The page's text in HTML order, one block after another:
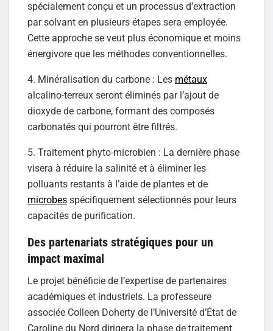
spécialement conçu et un processus d’extraction
par solvant en plusieurs étapes sera employée.
Cette approche se veut plus économique et moins
énergivore que les méthodes conventionnelles.
4. Minéralisation du carbone : Les métaux
alcalino-terreux seront éliminés par l’ajout de
dioxyde de carbone, formant des composés
carbonatés qui pourront être filtrés.
5. Traitement phyto-microbien : La dernière phase
visera à réduire la salinité et à éliminer les
polluants restants à l’aide de plantes et de
microbes spécifiquement sélectionnés pour leurs
capacités de purification.
Des partenariats stratégiques pour un
impact maximal
Le projet bénéficie de l’expertise de partenaires
académiques et industriels. La professeure
associée Colleen Doherty de l’Université d’État de
Caroline du Nord dirigera la phase de traitement